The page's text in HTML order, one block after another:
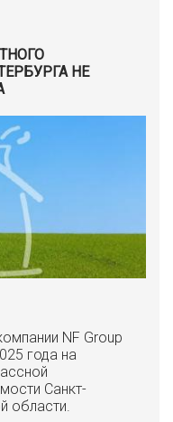
НЕ
NF Group
года на
Санкт-
области.